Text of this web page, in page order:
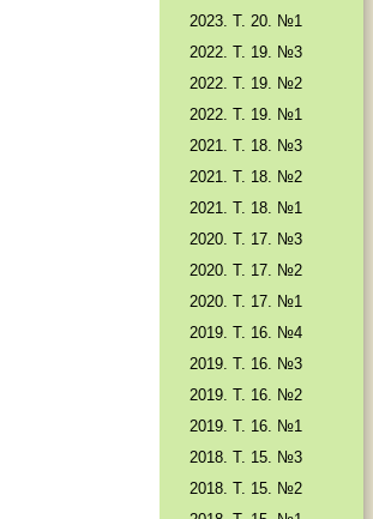
2023. Т. 20. №1
2022. Т. 19. №3
2022. Т. 19. №2
2022. Т. 19. №1
2021. Т. 18. №3
2021. Т. 18. №2
2021. Т. 18. №1
2020. Т. 17. №3
2020. Т. 17. №2
2020. Т. 17. №1
2019. Т. 16. №4
2019. Т. 16. №3
2019. Т. 16. №2
2019. Т. 16. №1
2018. Т. 15. №3
2018. Т. 15. №2